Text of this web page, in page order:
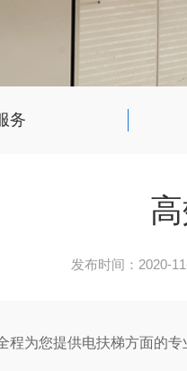
务
发布时间：2020-
程为您提供电扶梯方面的